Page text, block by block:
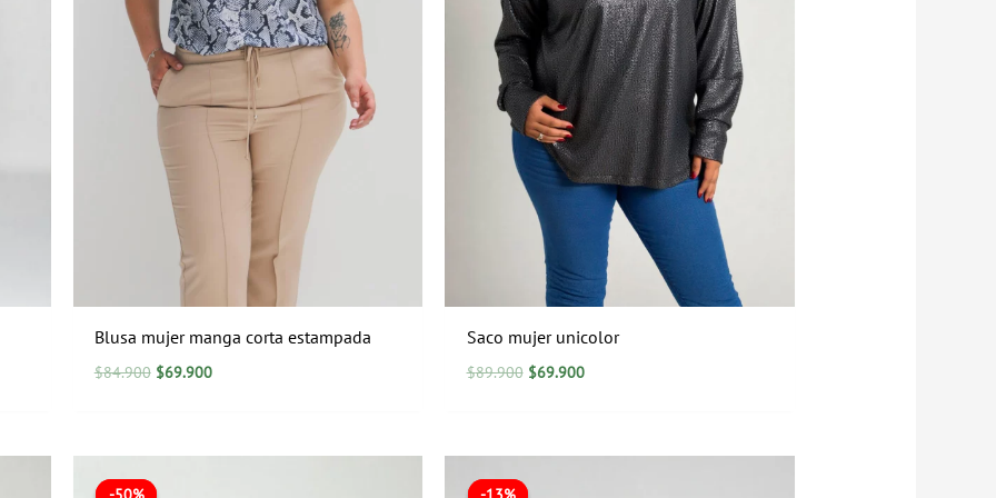
Blusa mujer manga corta estampada
$84.900 $69.900
Saco mujer unicolor
$89.900 $69.900
precio